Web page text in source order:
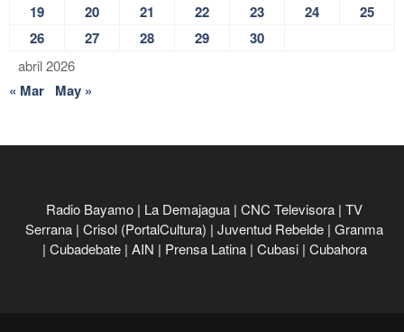
abril 2026
19
20 21 22 23 24
25
26
27 28 29 30
« Mar May »
Radio Bayamo | La Demajagua | CNC Televisora | TV
Serrana | Crisol (PortalCultura) | Juventud Rebelde | Granma
| Cubadebate | AIN | Prensa Latina | Cubasi | Cubahora